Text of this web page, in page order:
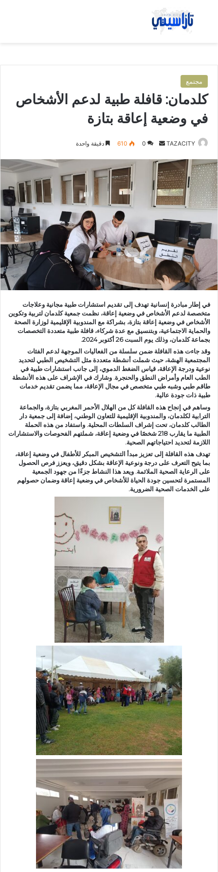
بحث عن
مجتمع
كلدمان: قافلة طبية لدعم الأشخاص
في وضعية إعاقة بتازة
TAZACITY
س
ل
ب
ر
ل
ت
و
ا
0
610 دقيقة واحدة
في إطار مبادرة إنسانية تهدف إلى تقديم استشارات طبية مجانية وعلاجات
متخصصة لدعم الأشخاص في وضعية إعاقة، نظمت جمعية كلدمان لتربية وتكوين
الأشخاص في وضعية إعاقة بتازة، بشراكة مع المندوبية الإقليمية لوزارة الصحة
والحماية الاجتماعية، وبتنسيق مع عدة شركاء، قافلة طبية متعددة التخصصات
بجماعة كلدمان، وذلك يوم السبت 26 أكتوبر 2024.
وقد جاءت هذه القافلة ضمن سلسلة من الفعاليات الموجهة لدعم الفئات
المجتمعية الهشة، حيث شملت أنشطة متعددة مثل التشخيص الطبي لتحديد
نوعية ودرجة الإعاقة، قياس الضغط الدموي، إلى جانب استشارات طبية في
الطب العام وأمراض النطق والحنجرة. وشارك في الإشراف على هذه الأنشطة
طاقم طبي وشبه طبي متخصص في مجال الإعاقة، مما يضمن تقديم خدمات
طبية ذات جودة عالية.
وساهم في إنجاح هذه القافلة كل من الهلال الأحمر المغربي بتازة، والجماعة
الترابية لكلدمان، والمندوبية الإقليمية للتعاون الوطني، إضافة إلى جمعية دار
الطالب كلدمان، تحت إشراف السلطات المحلية. واستفاد من هذه الحملة
الطبية ما يقارب 218 شخصًا في وضعية إعاقة، شملتهم الفحوصات والاستشارات
اللازمة لتحديد احتياجاتهم الصحية.
تهدف هذه القافلة إلى تعزيز مبدأ التشخيص المبكر للأطفال في وضعية إعاقة،
بما يتيح التعرف على درجة ونوعية الإعاقة بشكل دقيق، ويعزز فرص الحصول
على الرعاية الصحية الملائمة. ويعد هذا النشاط جزءًا من جهود الجمعية
المستمرة لتحسين جودة الحياة للأشخاص في وضعية إعاقة وضمان حصولهم
على الخدمات الصحية الضرورية.